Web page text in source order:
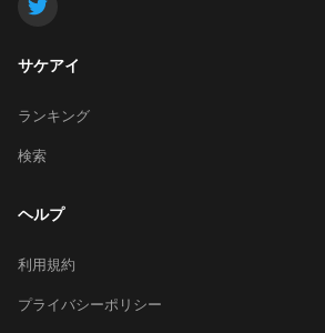
サケアイ
ランキング
検索
ヘルプ
利用規約
プライバシーポリシー